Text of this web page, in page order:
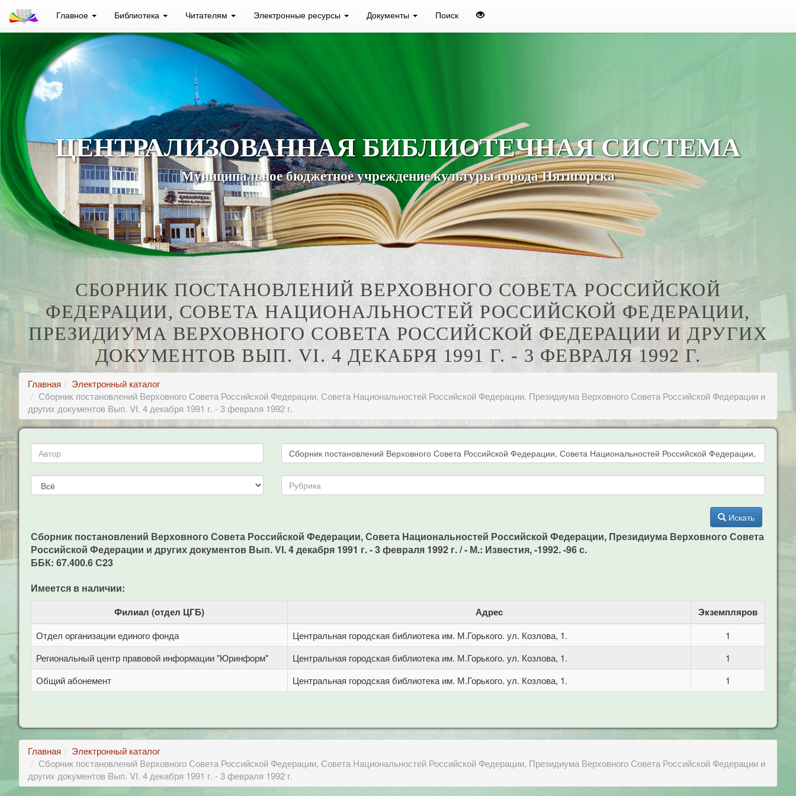
Главное Библиотека Читателям Электронные ресурсы Документы Поиск
ЦЕНТРАЛИЗОВАННАЯ БИБЛИОТЕЧНАЯ СИСТЕМА
Муниципальное бюджетное учреждение культуры города Пятигорска
СБОРНИК ПОСТАНОВЛЕНИЙ ВЕРХОВНОГО СОВЕТА РОССИЙСКОЙ
ФЕДЕРАЦИИ, СОВЕТА НАЦИОНАЛЬНОСТЕЙ РОССИЙСКОЙ ФЕДЕРАЦИИ,
ПРЕЗИДИУМА ВЕРХОВНОГО СОВЕТА РОССИЙСКОЙ ФЕДЕРАЦИИ И ДРУГИХ
ДОКУМЕНТОВ ВЫП. VI. 4 ДЕКАБРЯ 1991 Г. - 3 ФЕВРАЛЯ 1992 Г.
Главная
Электронный каталог
Сборник постановлений Верховного Совета Российской Федерации, Совета Национальностей Российской Федерации, Президиума Верховного Совета Российской Федерации и
других документов Вып. VI. 4 декабря 1991 г. - 3 февраля 1992 г.
Искать
Сборник постановлений Верховного Совета Российской Федерации, Совета Национальностей Российской Федерации, Президиума Верховного Совета
Российской Федерации и других документов Вып. VI. 4 декабря 1991 г. - 3 февраля 1992 г. / - М.: Известия, -1992. -96 с.
ББК: 67.400.6 С23
Имеется в наличии:
Филиал (отдел ЦГБ) Адрес Экземпляров
Отдел организации единого фонда Центральная городская библиотека им. М.Горького. ул. Козлова, 1.
1
Региональный центр правовой информации "Юринформ"
Центральная городская библиотека им. М.Горького. ул. Козлова, 1.
1
Общий абонемент
Центральная городская библиотека им. М.Горького. ул. Козлова, 1. 1
Главная
Электронный каталог
Сборник постановлений Верховного Совета Российской Федерации, Совета Национальностей Российской Федерации, Президиума Верховного Совета Российской Федерации и
других документов Вып. VI. 4 декабря 1991 г. - 3 февраля 1992 г.